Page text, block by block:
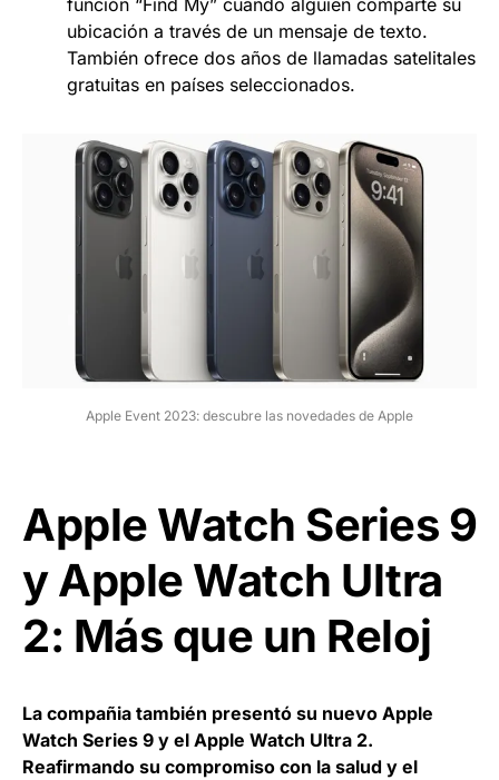
ubicación a través de un mensaje de texto.
También ofrece dos años de llamadas satelitales
gratuitas en países seleccionados.
Apple Event 2023: descubre las novedades de Apple
Apple Watch Series 9
y Apple Watch Ultra
2: Más que un Reloj
La compañia también presentó su nuevo Apple
Watch Series 9 y el Apple Watch Ultra 2.
Reafirmando su compromiso con la salud y el